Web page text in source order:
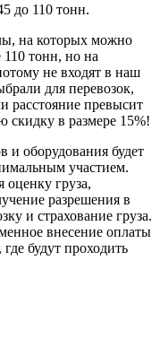
до 110 тонн.
на которых можно
110 тонн, но на
не входят в наш
для перевозок,
расстояние превысит
скидку в размере 15%!
и оборудования будет
участием.
оценку груза,
разрешения в
и страхование груза.
внесение оплаты
будут проходить